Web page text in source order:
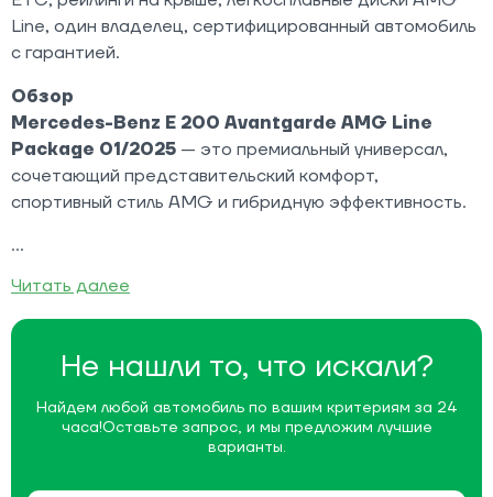
Не нашли то, что искали?
Найдем любой автомобиль по вашим критериям за 24
часа!Оставьте запрос, и мы предложим лучшие
варианты.
Line, один владелец, сертифицированный автомобиль
с гарантией.
Обзор
Mercedes-Benz E 200 Avantgarde AMG Line
Package 01/2025 — это премиальный универсал,
сочетающий представительский комфорт,
спортивный стиль AMG и гибридную эффективность.
Читать далее